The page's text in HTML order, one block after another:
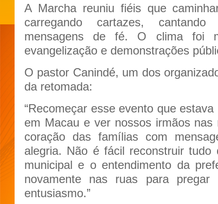
A Marcha reuniu fiéis que
carregando cartazes,
mensagens de fé. O clima foi
evangelização e demonstrações
O pastor Canindé, um dos
da retomada:
“Recomeçar esse evento que
em Macau e ver nossos irmãos
coração das famílias com
alegria. Não é fácil reconstruir
municipal e o entendimento da
novamente nas ruas para
entusiasmo.”